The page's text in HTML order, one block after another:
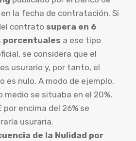
en la fecha de contratación. Si
contrato supera en 6
porcentuales a ese tipo
se considera que el
usurario y, por tanto, el
es nulo. A modo de ejemplo,
medio se situaba en el 20%,
por encima del 26% se
usuraria.
de la Nulidad por